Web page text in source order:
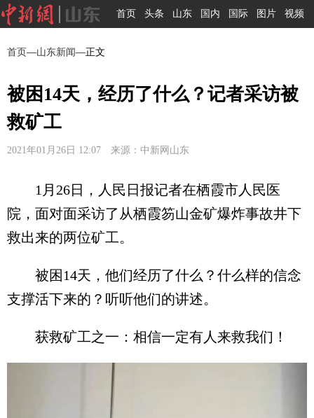
首页 头条 山东 国内 国际 图片 视频
首页—山东新闻—正文
被困14天，经历了什么？记者采访被
救矿工
2021年01月26日 12:07 来源：中新网山东
1月26日，人民日报记者在栖霞市人民医
院，面对面采访了从栖霞笏山金矿爆炸事故井下
救出来的两位矿工。
被困14天，他们经历了什么？什么样的信念
支撑活下来的？听听他们的讲述。
获救矿工之一：相信一定有人来救我们！